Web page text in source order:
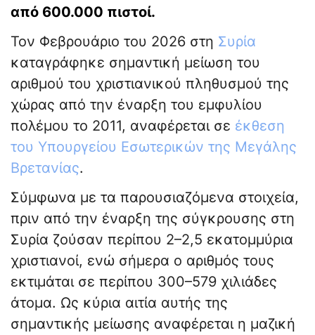
από 600.000 πιστοί.
Τον Φεβρουάριο του 2026 στη Συρία
καταγράφηκε σημαντική μείωση του
αριθμού του χριστιανικού πληθυσμού της
χώρας από την έναρξη του εμφυλίου
πολέμου το 2011, αναφέρεται σε έκθεση
του Υπουργείου Εσωτερικών της Μεγάλης
Βρετανίας.
Σύμφωνα με τα παρουσιαζόμενα στοιχεία,
πριν από την έναρξη της σύγκρουσης στη
Συρία ζούσαν περίπου 2–2,5 εκατομμύρια
χριστιανοί, ενώ σήμερα ο αριθμός τους
εκτιμάται σε περίπου 300–579 χιλιάδες
άτομα. Ως κύρια αιτία αυτής της
σημαντικής μείωσης αναφέρεται η μαζική